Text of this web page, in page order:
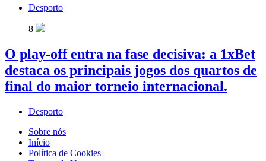
Desporto
8
O play-off entra na fase decisiva: a 1xBet
destaca os principais jogos dos quartos de
final do maior torneio internacional.
Desporto
Sobre nós
Início
Política de Cookies